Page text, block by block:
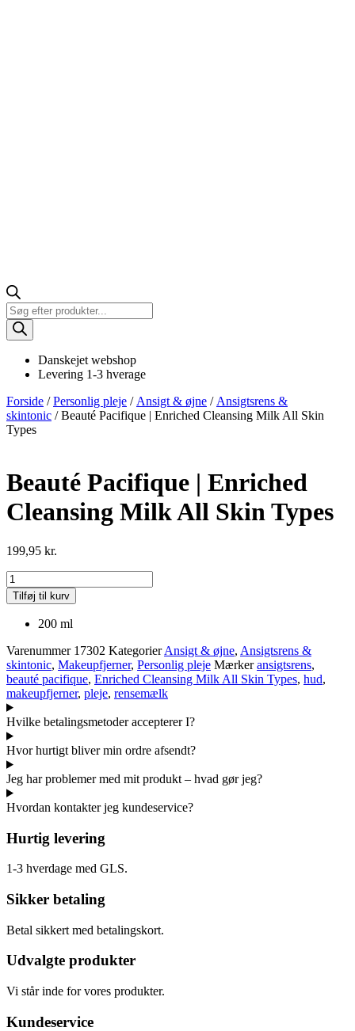
Products
search
Danskejet webshop
Levering 1-3 hverage
Forside /Personlig pleje / Ansigt & øjne / Ansigtsrens &
skintonic / Beauté Pacifique | Enriched Cleansing Milk All Skin
Types
Beauté Pacifique | Enriched
Cleansing Milk All Skin Types
199,95 kr.
Beauté
Pacifique
|
Enriched
Milk
All
Skin
Types
antal
Tilføj til kurv
200 ml
Varenummer 17302 Kategorier Ansigt & øjne, Ansigtsrens &
skintonic, Makeupfjerner, Personlig pleje Mærker ansigtsrens,
beauté pacifique, Enriched Cleansing Milk All Skin Types, hud,
makeupfjerner, pleje, rensemælk
Hvilke betalingsmetoder accepterer I?
Hvor hurtigt bliver min ordre afsendt?
Jeg har problemer med mit produkt – hvad gør jeg?
Hvordan kontakter jeg kundeservice?
Hurtig levering
1-3 hverdage med GLS.
Sikker betaling
Betal sikkert med betalingskort.
Udvalgte produkter
Vi står inde for vores produkter.
Kundeservice